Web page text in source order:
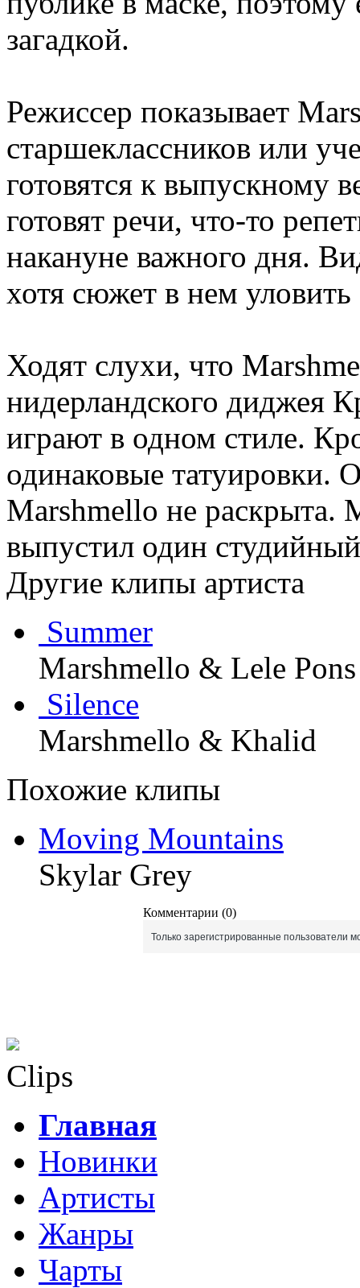
загадкой.
Режиссер показывает
старшеклассников или
готовятся к выпускному
готовят речи, что-то
накануне важного дня.
хотя сюжет в нем
Ходят слухи, что
нидерландского диджея
играют в одном стиле.
одинаковые татуировки.
Marshmello не раскрыта.
выпустил один
Другие клипы артиста
Summer
Marshmello & Lele Pons
Silence
Marshmello & Khalid
Похожие клипы
Moving Mountains
Skylar Grey
Комментарии (0)
Только зарегистрированные пользователи
Clips
Главная
Новинки
Артисты
Жанры
Чарты